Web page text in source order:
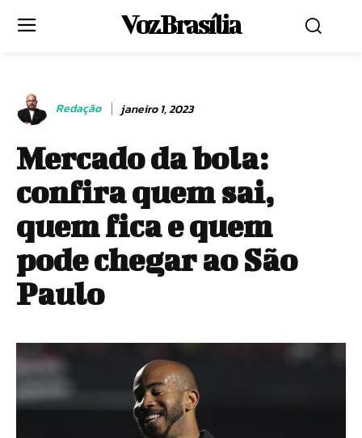
Voz Brasília
Redação janeiro 1, 2023
Mercado da bola:
confira quem sai,
quem fica e quem
pode chegar ao São
Paulo